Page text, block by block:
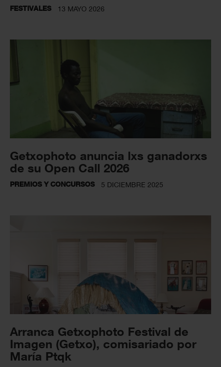
FESTIVALES 13 MAYO 2026
Getxophoto anuncia lxs ganadorxs
de su Open Call 2026
PREMIOS Y CONCURSOS 5 DICIEMBRE 2025
Arranca Getxophoto Festival de
Imagen (Getxo), comisariado por
María Ptqk